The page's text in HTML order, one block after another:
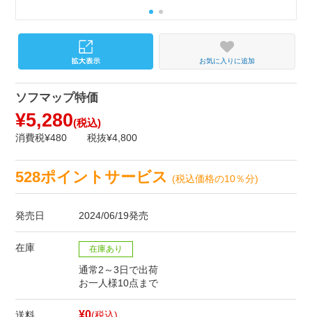
お気に入りに追加
ソフマップ特価
¥5,280(税込)
消費税¥480 税抜¥4,800
528ポイントサービス(税込価格の10％分)
発売日 2024/06/19発売
在庫 在庫あり
通常2～3日で出荷
お一人様10点まで
送料 ¥0(税込)